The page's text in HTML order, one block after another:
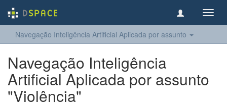
Navegação Inteligência Artificial Aplicada por assunto
Navegação Inteligência
Artificial Aplicada por assunto
"Violência"